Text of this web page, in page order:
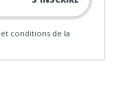
conditions de la